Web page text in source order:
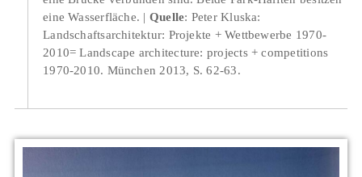
eine Wasserfläche.
Quelle: Peter Kluska:
Landschaftsarchitektur: Projekte + Wettbewerbe 1970-
2010= Landscape architecture: projects + competitions
1970-2010. München 2013, S. 62-63.